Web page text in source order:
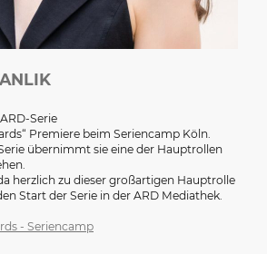
Serie
Premiere beim Seriencamp Köln.
übernimmt sie eine der Hauptrollen
herzlich zu dieser großartigen Hauptrolle
Start der Serie in der ARD Mediathek.
- Seriencamp